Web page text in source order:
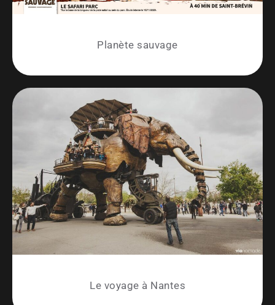
Planète sauvage
Le voyage à Nantes